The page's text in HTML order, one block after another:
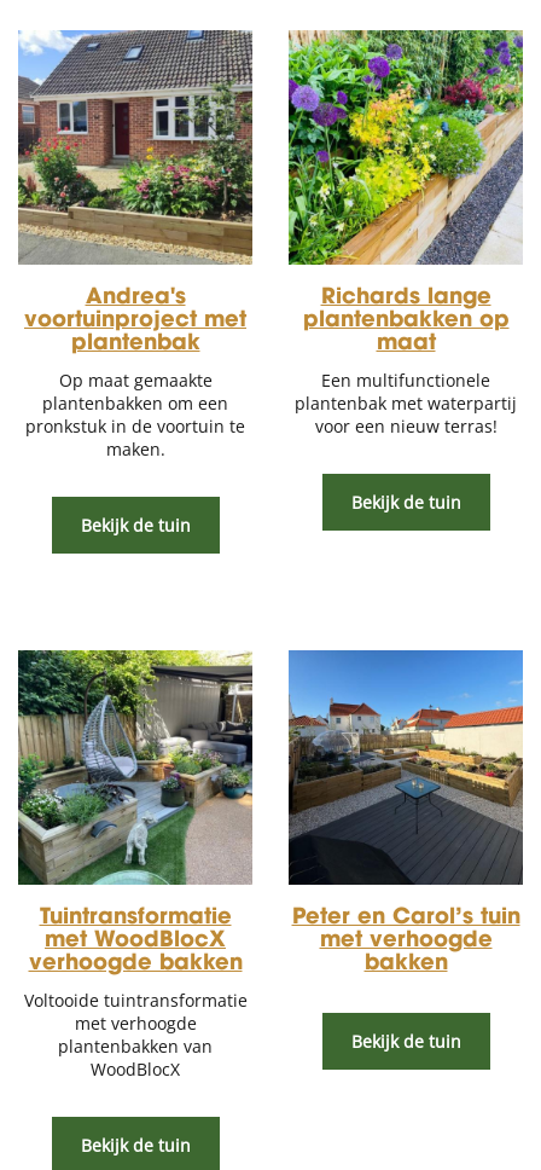
Andrea's
voortuinproject met
plantenbak
Op maat gemaakte
plantenbakken om een
pronkstuk in de voortuin te
maken.
Bekijk de tuin
Richards lange
plantenbakken op
maat
Een multifunctionele
plantenbak met waterpartij
voor een nieuw terras!
Bekijk de tuin
Tuintransformatie
met WoodBlocX
verhoogde bakken
Voltooide tuintransformatie
met verhoogde
plantenbakken van
WoodBlocX
Bekijk de tuin
Peter en Carol’s tuin
met verhoogde
bakken
Bekijk de tuin